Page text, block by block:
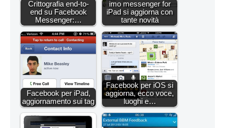
Crittografia end-to-
end su Facebook
Messenger:…
imo messenger for
iPad si aggiorna con
tante novità
Facebook per iPad,
aggiornamento sui tag
Facebook per iOS si
aggiorna, ecco voce,
luoghi e…